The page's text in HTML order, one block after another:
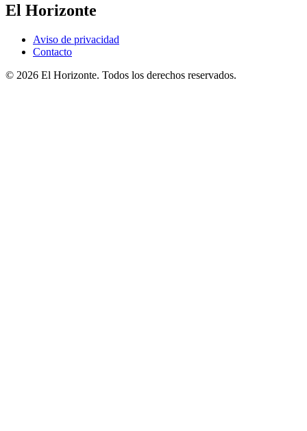
El Horizonte
Aviso de privacidad
Contacto
© 2026 El Horizonte. Todos los derechos reservados.